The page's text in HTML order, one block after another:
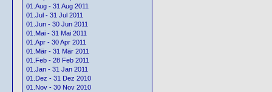
01.Aug - 31 Aug 2011
01.Jul - 31 Jul 2011
01.Jun - 30 Jun 2011
01.Mai - 31 Mai 2011
01.Apr - 30 Apr 2011
01.Mär - 31 Mär 2011
01.Feb - 28 Feb 2011
01.Jan - 31 Jan 2011
01.Dez - 31 Dez 2010
01.Nov - 30 Nov 2010